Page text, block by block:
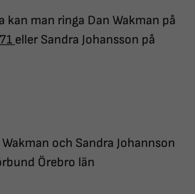
kan man ringa Dan Wakman på
eller Sandra Johansson på
och Sandra Johannson
Örebro län